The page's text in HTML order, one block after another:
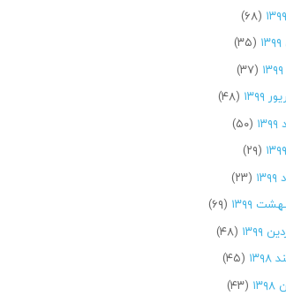
(۶۸)
(۳۵)
(۳۷)
(۴۸)
(۵۰)
(۲۹)
(۲۳)
۱۳۹۹
(۶۹)
۱۳۹۹
(۴۸)
(۴۵)
(۴۳)